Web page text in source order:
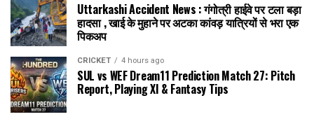
Uttarkashi Accident News : गंगोत्री हाईवे पर टला बड़ा
हादसा , खाई के मुहाने पर अटका कांवड़ यात्रियों से भरा एक
पिकअप
CRICKET 4 hours ago
SUL vs WEF Dream11 Prediction Match 27: Pitch
Report, Playing XI & Fantasy Tips